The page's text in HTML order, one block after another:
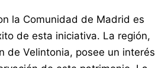
la Comunidad de Madrid es
de esta iniciativa. La región,
de Velintonia, posee un interés